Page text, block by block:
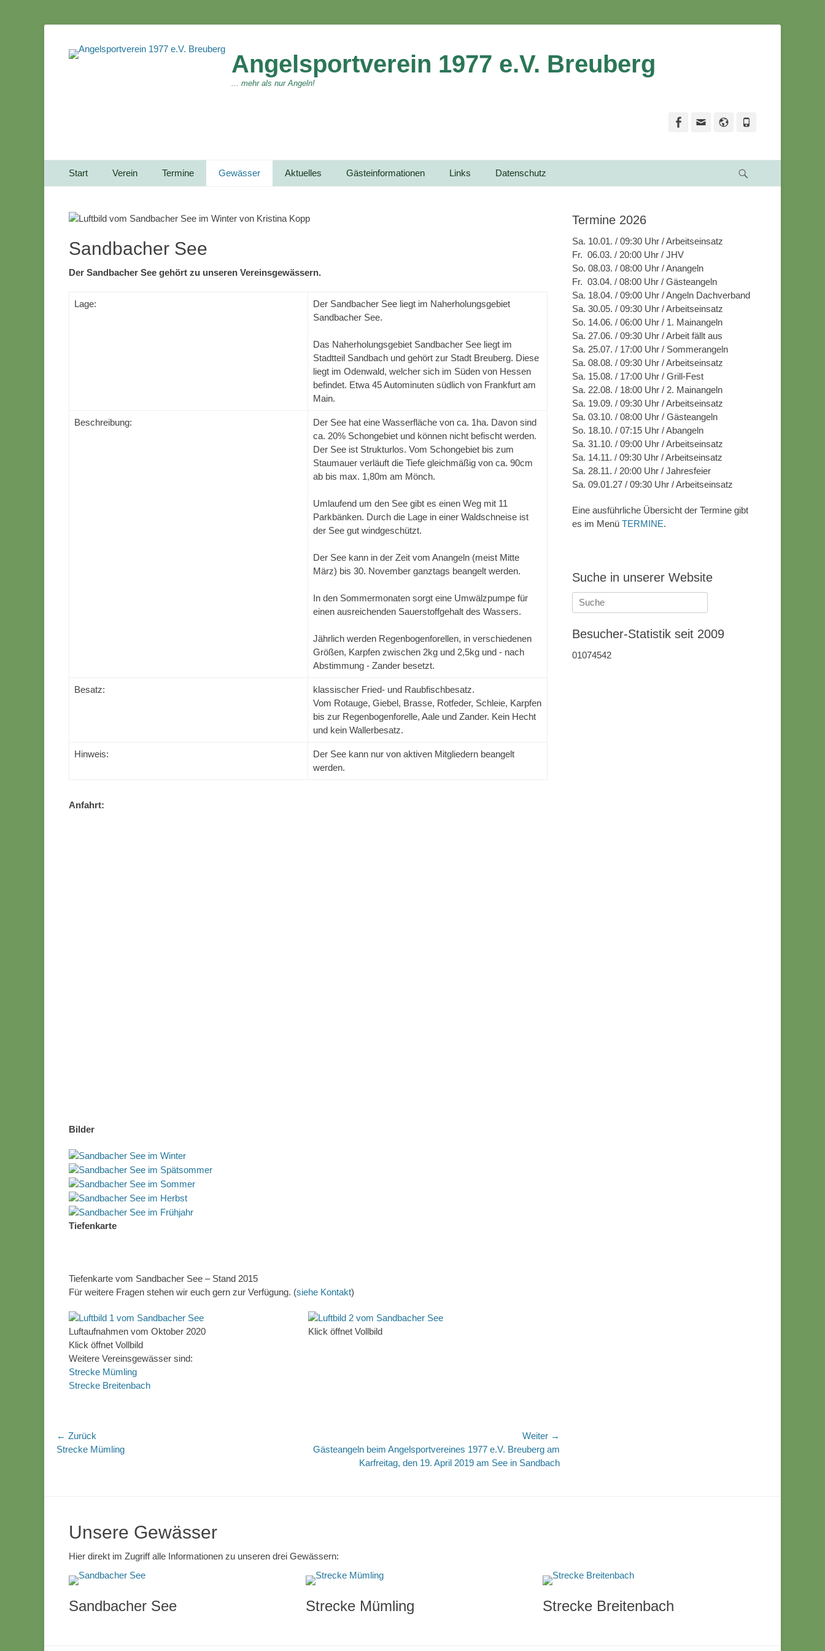
Angelsportverein 1977 e.V. Breuberg
... mehr als nur Angeln!
Facebook
Email Website
Primärmenu
zum
Start Verein Termine Gewässer Aktuelles Gästeinformationen Links Datenschutz
Sandbacher See
Der Sandbacher See gehört zu unseren Vereinsgewässern.
Lage:
Der Sandbacher See liegt im Naherholungsgebiet
Sandbacher See.
Das Naherholungsgebiet Sandbacher See liegt im
Stadtteil Sandbach und gehört zur Stadt Breuberg. Diese
liegt im Odenwald, welcher sich im Süden von Hessen
befindet. Etwa 45 Autominuten südlich von Frankfurt am
Main.
Beschreibung:
Der See hat eine Wasserfläche von ca. 1ha. Davon sind
ca. 20% Schongebiet und können nicht befischt werden.
Der See ist Strukturlos. Vom Schongebiet bis zum
Staumauer verläuft die Tiefe gleichmäßig von ca. 90cm
ab bis max. 1,80m am Mönch.
Umlaufend um den See gibt es einen Weg mit 11
Parkbänken. Durch die Lage in einer Waldschneise ist
der See gut windgeschützt.
Der See kann in der Zeit vom Anangeln (meist Mitte
März) bis 30. November ganztags beangelt werden.
In den Sommermonaten sorgt eine Umwälzpumpe für
einen ausreichenden Sauerstoffgehalt des Wassers.
Jährlich werden Regenbogenforellen, in verschiedenen
Größen, Karpfen zwischen 2kg und 2,5kg und - nach
Abstimmung - Zander besetzt.
Besatz:
klassischer Fried- und Raubfischbesatz.
Vom Rotauge, Giebel, Brasse, Rotfeder, Schleie, Karpfen
bis zur Regenbogenforelle, Aale und Zander. Kein Hecht
und kein Wallerbesatz.
Hinweis:
Der See kann nur von aktiven Mitgliedern beangelt
werden.
Anfahrt:
Bilder
Tiefenkarte
Tiefenkarte vom Sandbacher See – Stand 2015
Für weitere Fragen stehen wir euch gern zur Verfügung. (siehe Kontakt)
Luftaufnahmen vom Oktober 2020
Klick öffnet Vollbild
Klick öffnet Vollbild
Weitere Vereinsgewässer sind:
Strecke Mümling
Strecke Breitenbach
Beitragsnavigation
← Zurück
Vorhergehender
Strecke Mümling
Weiter →
Nächster
Gästeangeln beim Angelsportvereines 1977 e.V. Breuberg am
Karfreitag, den 19. April 2019 am See in Sandbach
Termine 2026
Sa. 10.01. / 09:30 Uhr / Arbeitseinsatz
Fr. 06.03. / 20:00 Uhr / JHV
So. 08.03. / 08:00 Uhr / Anangeln
Fr. 03.04. / 08:00 Uhr / Gästeangeln
Sa. 18.04. / 09:00 Uhr / Angeln Dachverband
Sa. 30.05. / 09:30 Uhr / Arbeitseinsatz
So. 14.06. / 06:00 Uhr / 1. Mainangeln
Sa. 27.06. / 09:30 Uhr / Arbeit fällt aus
Sa. 25.07. / 17:00 Uhr / Sommerangeln
Sa. 08.08. / 09:30 Uhr / Arbeitseinsatz
Sa. 15.08. / 17:00 Uhr / Grill-Fest
Sa. 22.08. / 18:00 Uhr / 2. Mainangeln
Sa. 19.09. / 09:30 Uhr / Arbeitseinsatz
Sa. 03.10. / 08:00 Uhr / Gästeangeln
So. 18.10. / 07:15 Uhr / Abangeln
Sa. 31.10. / 09:00 Uhr / Arbeitseinsatz
Sa. 14.11. / 09:30 Uhr / Arbeitseinsatz
Sa. 28.11. / 20:00 Uhr / Jahresfeier
Sa. 09.01.27 / 09:30 Uhr / Arbeitseinsatz
Eine ausführliche Übersicht der Termine gibt
es im Menü TERMINE.
Suche in unserer Website
Suche
nach:
Besucher-Statistik seit 2009
01074542
Unsere Gewässer
Hier direkt im Zugriff alle Informationen zu unseren drei Gewässern:
Sandbacher See Strecke Mümling Strecke Breitenbach